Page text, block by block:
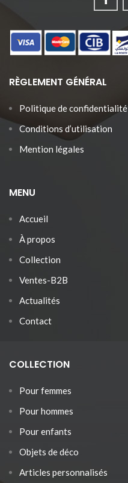
RÈGLEMENT GÉNÉRAL
Politique de confidentialité
Conditions d’utilisation
Mention légales
MENU
Accueil
À propos
Collection
Ventes-B2B
Actualités
Contact
COLLECTION
Pour femmes
Pour hommes
Pour enfants
Objets de déco
Articles personnalisés